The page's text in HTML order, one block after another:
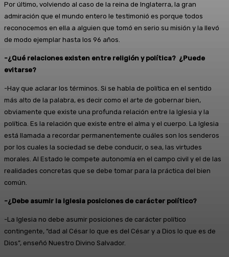
Por último, volviendo al caso de la reina de Inglaterra, la gran
admiración que el mundo entero le testimonió es porque todos
reconocemos en ella a alguien que tomó en serio su misión y la llevó
de modo ejemplar hasta los 96 años.
-¿Qué relaciones existen entre religión y política? ¿Puede
evitarse?
-Hay que aclarar los términos. Si se habla de política en el sentido
más alto de la palabra, es decir como el arte de gobernar bien,
obviamente que existe una profunda relación entre la Iglesia y la
política. Es la relación que existe entre el alma y el cuerpo. La Iglesia
está llamada a recordar permanentemente cuáles son los senderos
por los cuales la sociedad se debe conducir, o sea, las virtudes
morales. Al Estado le compete autonomía en el campo civil y el de las
realidades concretas que se debe tomar para la práctica del bien
común.
-¿Debe asumir la Iglesia posiciones de carácter político?
-La Iglesia no debe asumir posiciones de carácter político
contingente, “dad al César lo que es del César y a Dios lo que es de
Dios”, enseñó Nuestro Divino Salvador.